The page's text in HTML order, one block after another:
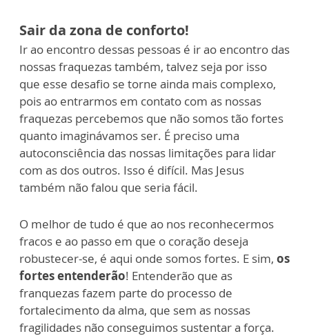
Sair da zona de conforto!
Ir ao encontro dessas pessoas é ir ao encontro das
nossas fraquezas também, talvez seja por isso
que esse desafio se torne ainda mais complexo,
pois ao entrarmos em contato com as nossas
fraquezas percebemos que não somos tão fortes
quanto imaginávamos ser. É preciso uma
autoconsciência das nossas limitações para lidar
com as dos outros. Isso é difícil. Mas Jesus
também não falou que seria fácil.
O melhor de tudo é que ao nos reconhecermos
fracos e ao passo em que o coração deseja
robustecer-se, é aqui onde somos fortes. E sim, os
fortes entenderão! Entenderão que as
franquezas fazem parte do processo de
fortalecimento da alma, que sem as nossas
fragilidades não conseguimos sustentar a força.